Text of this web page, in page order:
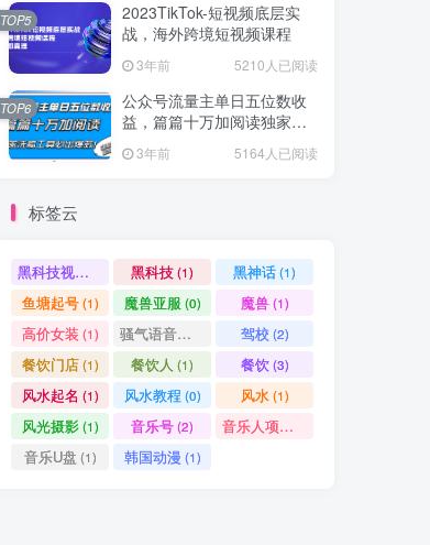
2023TikTok-短视频底层实
战，海外跨境短视频课程
3年前 5210人已阅读
TOP5
公众号流量主单日五位数收
益，篇篇十万加阅读独家洗
稿工具必出爆款！
3年前 5164人已阅读
TOP6
标签云
黑科技视频搬运 (1)黑科技(1) 黑神话(1)
鱼塘起号(1) 魔兽亚服 (0) 魔兽(1)
高价女装 (1) 骚气语音包 驾校(2)
餐饮门店(1) 餐饮人 (1) 餐饮(3)
风水起名 (1) 风水教程 (0) 风水 (1)
风光摄影(1) 音乐号(2) 音乐人项目
音乐U盘 (1) 韩国动漫 (1)